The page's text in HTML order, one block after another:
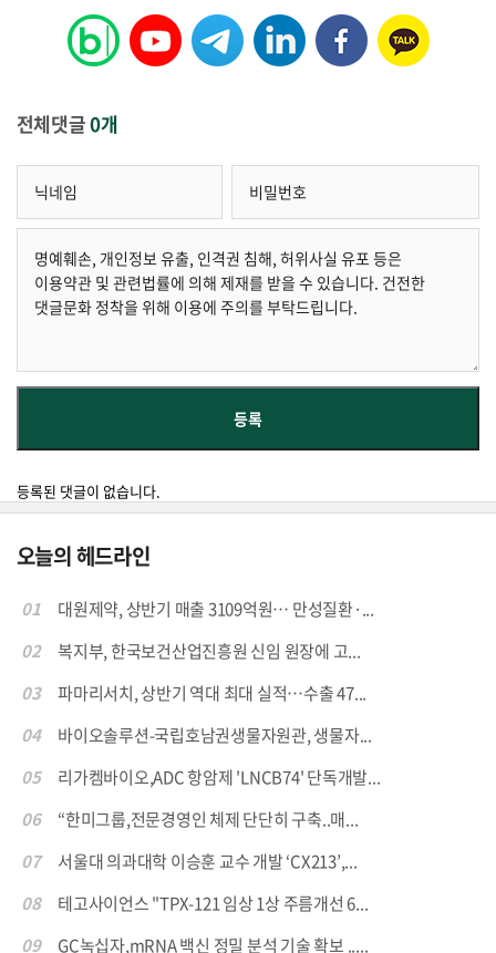
전체댓글0개
등록된 댓글이 없습니다.
오늘의 헤드라인
01
대원제약, 상반기 매출 3109억원… 만성질환·...
02
복지부, 한국보건산업진흥원 신임 원장에 고...
03
파마리서치, 상반기 역대 최대 실적…수출 47...
04
바이오솔루션-국립호남권생물자원관, 생물자...
05
리가켐바이오,ADC 항암제 'LNCB74' 단독개발...
06
“한미그룹,전문경영인 체제 단단히 구축..매...
07
서울대 의과대학 이승훈 교수 개발 ‘CX213’,...
08
테고사이언스 "TPX-121 임상 1상 주름개선 6...
09
GC녹십자,mRNA 백신 정밀 분석 기술 확보 .....